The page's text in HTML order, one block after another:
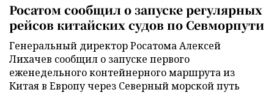
Росатом сообщил о запуске регулярных
рейсов китайских судов по Севморпути
Генеральный директор Росатома Алексей
Лихачев сообщил о запуске первого
еженедельного контейнерного маршрута из
Китая в Европу через Северный морской путь